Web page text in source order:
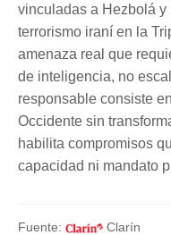
vinculadas a Hezbolá y
terrorismo iraní en la
amenaza real que
de inteligencia, no
responsable consiste
Occidente sin
habilita compromisos
capacidad ni mandato
Fuente: Clarín